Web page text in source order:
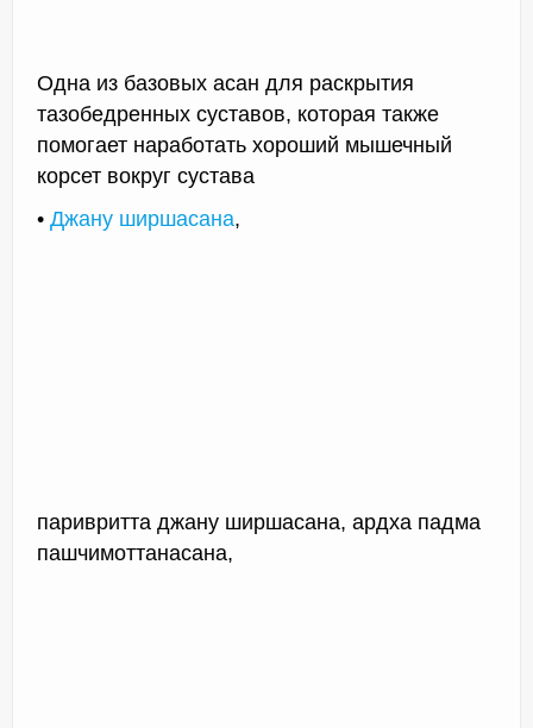
Одна из базовых асан для раскрытия
тазобедренных суставов, которая также
помогает наработать хороший мышечный
корсет вокруг сустава
• Джану ширшасана,
паривритта джану ширшасана, ардха падма
пашчимоттанасана,